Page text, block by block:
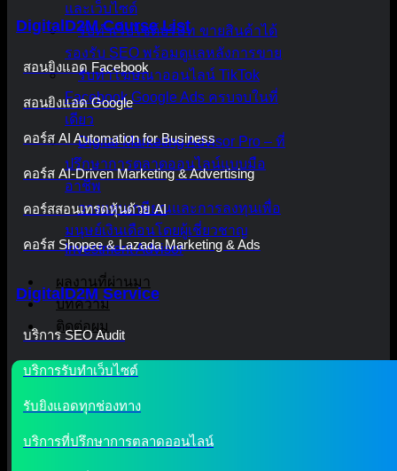
และเว็บไซต์
รับทำเว็บไซต์บริษัท ขายสินค้าได้
รองรับ SEO พร้อมดูแลหลังการขาย
รับทำโฆษณาออนไลน์ TikTok
Facebook Google Ads ครบจบในที่
เดียว
Digital Marketing Advisor Pro – ที่
ปรึกษาการตลาดออนไลน์แบบมือ
อาชีพ
วางแผนเกษียณและการลงทุนเพื่อ
มนุษย์เงินเดือนโดยผู้เชี่ยวชาญ
Investment Advisor
ผลงานที่ผ่านมา
บทความ
ติดต่อผม
DigitalD2M Course List
สอนยิงแอด Facebook
สอนยิงแอด Google
คอร์ส AI Automation for Business
คอร์ส AI-Driven Marketing & Advertising
คอร์สสอนเทรดหุ้นด้วย AI
คอร์ส Shopee & Lazada Marketing & Ads
DigitalD2M Service
บริการ SEO Audit
บริการรับทำเว็บไซต์
รับยิงแอดทุกช่องทาง
บริการที่ปรึกษาการตลาดออนไลน์